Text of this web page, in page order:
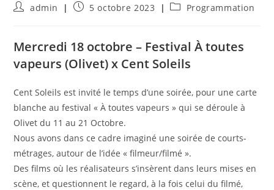
Auteur/autrice
publication :
admin
Publication
5 octobre 2023
PostProgrammation
Mercredi 18 octobre – Festival À toutes
vapeurs (Olivet) x Cent Soleils
Cent Soleils est invité le temps d’une soirée, pour une carte
blanche au festival « À toutes vapeurs » qui se déroule à
Olivet du 11 au 21 Octobre.
Nous avons dans ce cadre imaginé une soirée de courts-
métrages, autour de l’idée « filmeur/filmé ».
Des films où les réalisateurs s’insèrent dans leurs mises en
scène, et questionnent le regard, à la fois celui du filmé,